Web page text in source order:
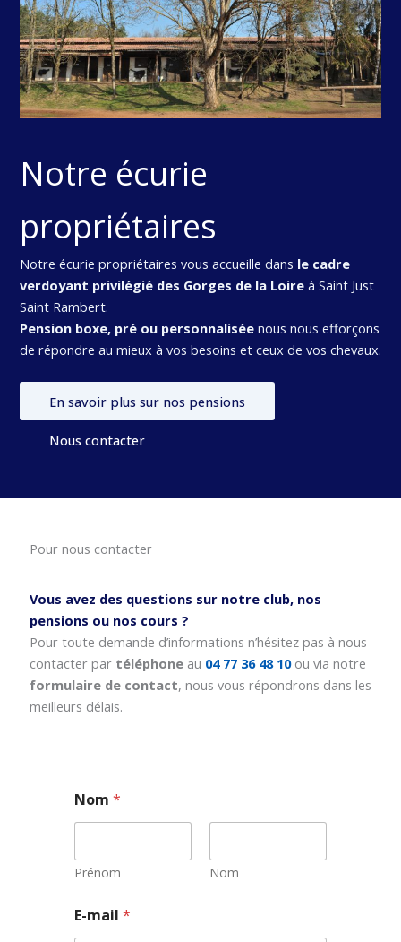
Notre écurie
propriétaires
Notre écurie propriétaires vous accueille dans le cadre
verdoyant privilégié des Gorges de la Loireà Saint Just
Saint Rambert.
Pension boxe, pré ou personnaliséenous nous efforçons
de répondre au mieux à vos besoins et ceux de vos chevaux.
En savoir plus sur nos pensions
Nous contacter
Pour nous contacter
Vous avez des questions sur notre club, nos
pensions ou nos cours ?
Pour toute demande d’informations n’hésitez pas à nous
contacter par téléphoneau 04 77 36 48 10 ou via notre
formulaire de contact, nous vous répondrons dans les
meilleurs délais.
Nom*
Prénom Nom
-
m
E-mail*